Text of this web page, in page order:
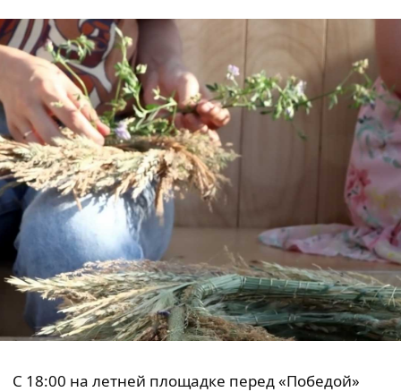
С 18:00 на летней площадке перед «Победой»